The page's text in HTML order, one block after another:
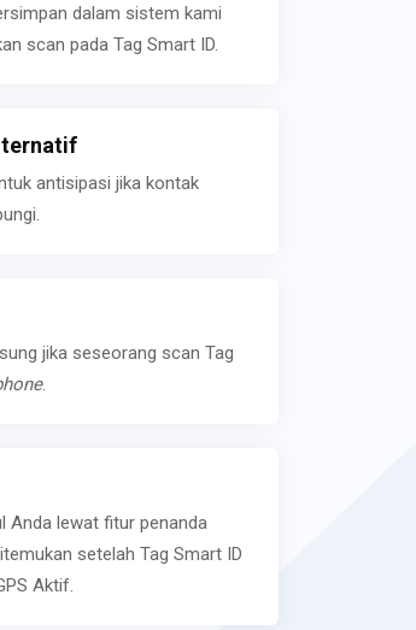
dalam sistem kami
scan pada Tag Smart ID.
antisipasi jika kontak
jika seseorang scan Tag
.
Anda lewat fitur penanda
setelah Tag Smart ID
Aktif.